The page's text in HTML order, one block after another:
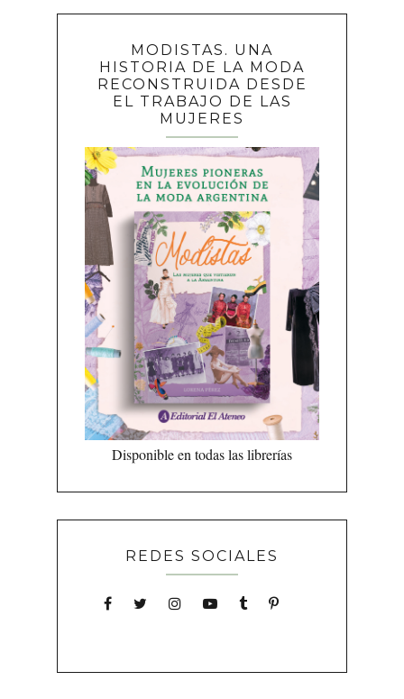
MODISTAS. UNA
HISTORIA DE LA MODA
RECONSTRUIDA DESDE
EL TRABAJO DE LAS
MUJERES
Disponible en todas las librerías
REDES SOCIALES